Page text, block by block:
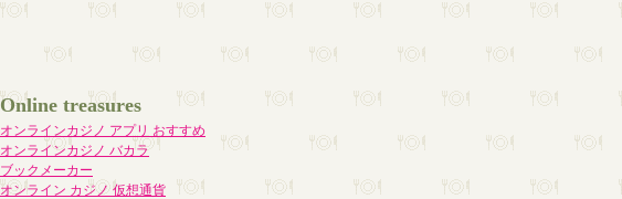
Online treasures
オンラインカジノ アプリ おすすめ
オンラインカジノ バカラ
ブックメーカー
オンライン カジノ 仮想通貨